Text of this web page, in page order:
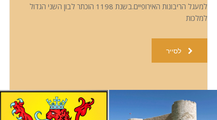
למעגל הריבונות האירופיים.בשנת 1198 הוכתר לבון השני הגדול
למלכות
לסייר